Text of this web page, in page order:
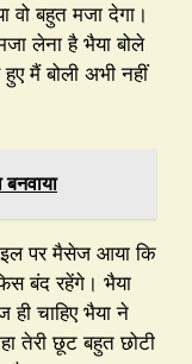
वो बहुत मजा देगा।
लेना है भैया बोले
मैं बोली अभी नहीं
पर मैसेज आया कि
बंद रहेंगे। भैया
चाहिए भैया ने
तेरी छूट बहुत छोटी